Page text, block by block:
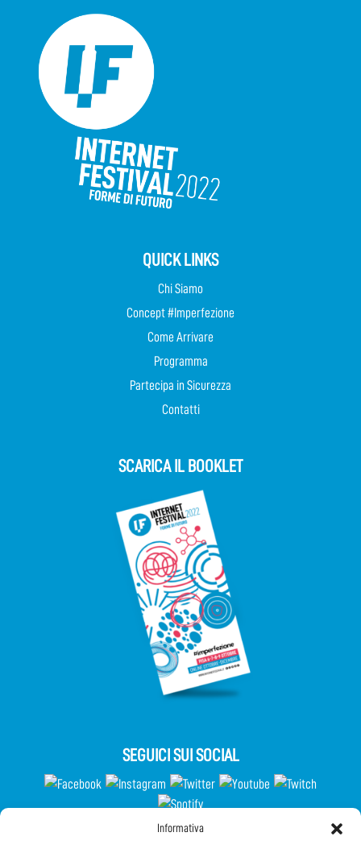
Informativa
QUICK LINKS
Chi Siamo
Concept #Imperfezione
Come Arrivare
Programma
Partecipa in Sicurezza
Contatti
SCARICA IL BOOKLET
SEGUICI SUI SOCIAL